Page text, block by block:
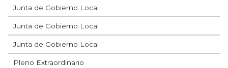
Junta de Gobierno Local
Junta de Gobierno Local
Junta de Gobierno Local
Pleno Extraordinario